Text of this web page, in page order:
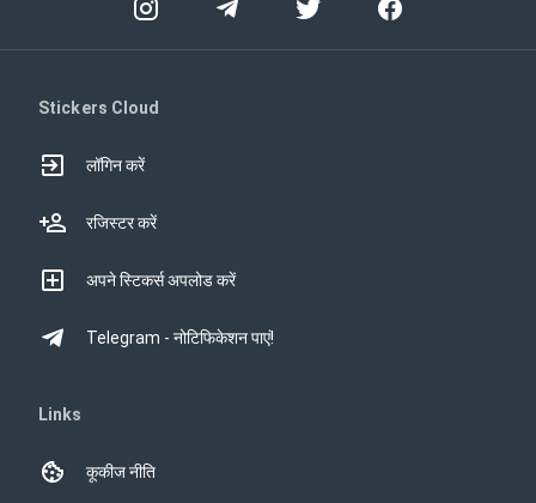
Stickers Cloud
लॉगिन करें
रजिस्टर करें
अपने स्टिकर्स अपलोड करें
Telegram - नोटिफिकेशन पाएं!
Links
कूकीज नीति